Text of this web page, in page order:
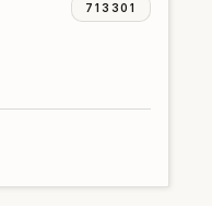
713301